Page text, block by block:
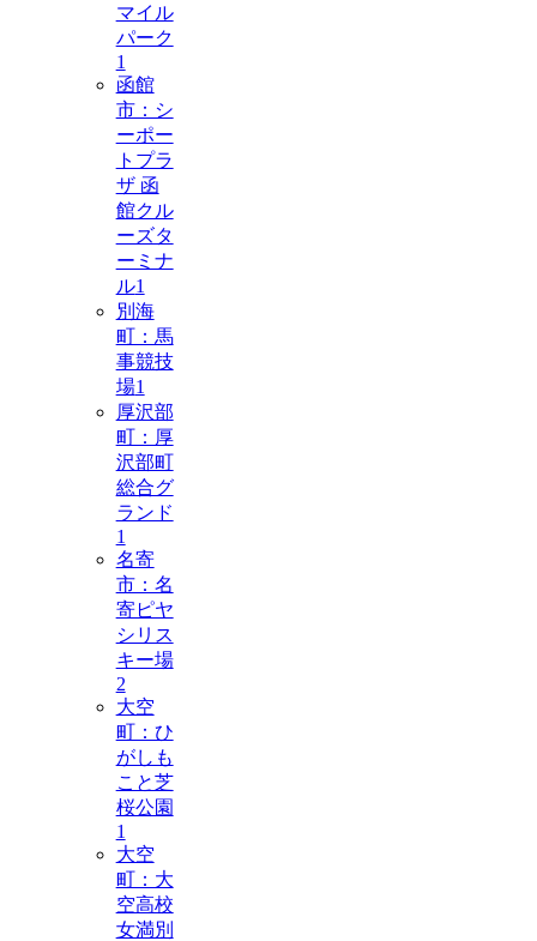
マイル
パーク
1
函館
市：シ
ーポー
トプラ
ザ 函
館クル
ーズタ
ーミナ
ル1
別海
町：馬
事競技
場1
厚沢部
町：厚
沢部町
総合グ
ランド
1
名寄
市：名
寄ピヤ
シリス
キー場
2
大空
町：ひ
がしも
こと芝
桜公園
1
大空
町：大
空高校
女満別